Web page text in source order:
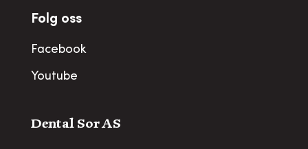
Folg oss
Facebook
Youtube
Dental Sor AS